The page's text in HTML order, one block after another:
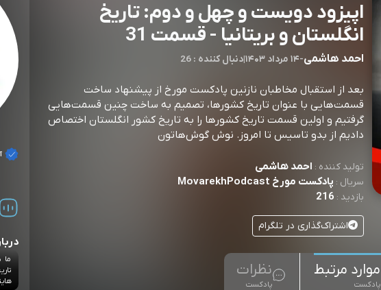
اپیزود دویست و چهل و دوم: تاریخ
انگلستان و بریتانیا - قسمت 31
احمد هاشمی-۱۴ مرداد ۱۴۰۳ |26 : دنبال کننده
بعد از استقبال مخاطبان نازنین پادکست مورخ از پیشنهاد ساخت
قسمت‌هایی با عنوان تاریخ کشورها، تصمیم به ساخت چنین قسمت‌هایی
گرفتیم و اولین قسمت تاریخ کشورها را به تاریخ کشور انگلستان اختصاص
دادیم از بدو تاسیس تا امروز. نوش گوش‌هاتون
تولید کننده : احمد هاشمی
سریال : پادکست مورخ MovarekhPodcast
بازدید : 216
اشتراک‌گذاری در تلگرام
موارد مرتبط
پادکست
نظرات
پادکست
ما